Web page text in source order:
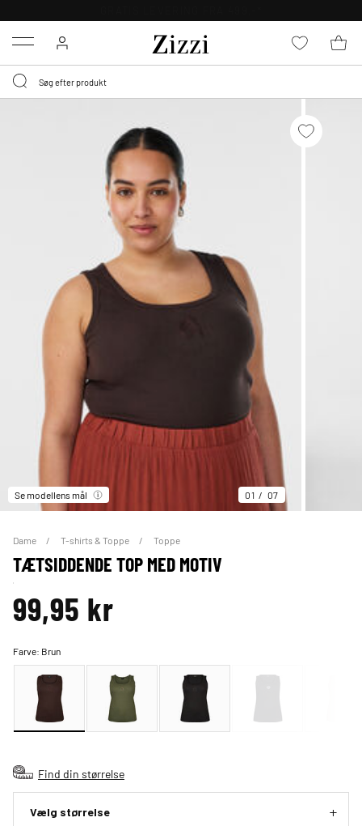
Menu
Se modellens mål 01 07
Dame T-shirts & Toppe Toppe
TÆTSIDDENDE TOP MED MOTIV
99,95 kr
Farve: Brun
Find din størrelse
Vælg størrelse